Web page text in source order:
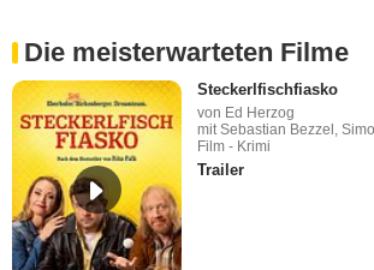
Die meisterwarteten Filme
Steckerlfischfiasko
von Ed Herzog
mit Sebastian Bezzel,
Film - Krimi
Trailer